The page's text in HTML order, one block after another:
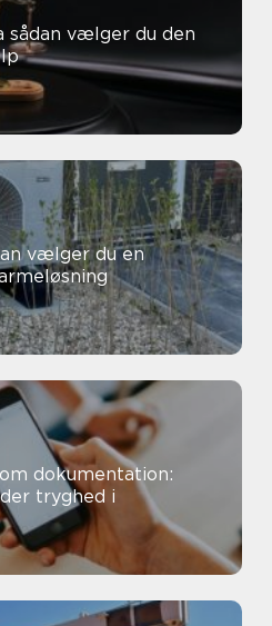
vælger du en
dokumentation:
tryghed i